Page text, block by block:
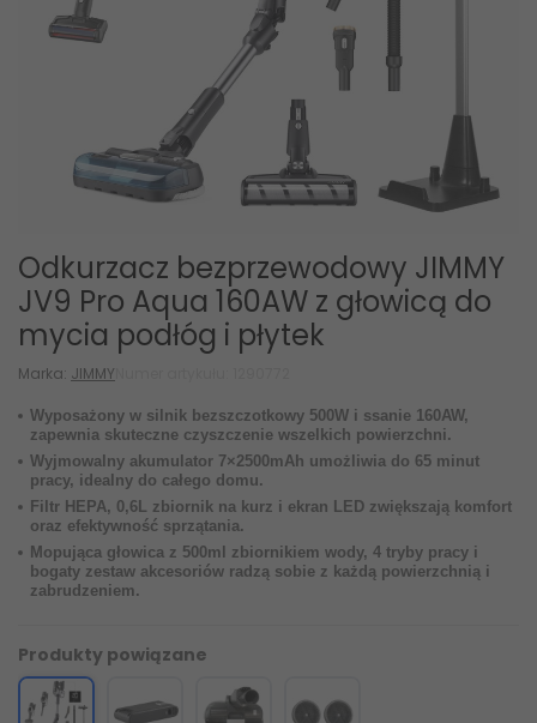
Odkurzacz bezprzewodowy JIMMY
JV9 Pro Aqua 160AW z głowicą do
mycia podłóg i płytek
Marka: JIMMY
Wyposażony w silnik bezszczotkowy 500W i ssanie 160AW,
zapewnia skuteczne czyszczenie wszelkich powierzchni.
Wyjmowalny akumulator 7×2500mAh umożliwia do 65 minut
pracy, idealny do całego domu.
Filtr HEPA, 0,6L zbiornik na kurz i ekran LED zwiększają komfort
oraz efektywność sprzątania.
Mopująca głowica z 500ml zbiornikiem wody, 4 tryby pracy i
bogaty zestaw akcesoriów radzą sobie z każdą powierzchnią i
zabrudzeniem.
Produkty powiązane